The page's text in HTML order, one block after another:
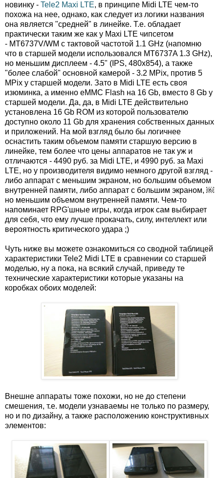
новинку - Tele2 Maxi LTE, в принципе Midi LTE чем-то
похожа на нее, однако, как следует из логики названия
она является "средней" в линейке. Т.е. обладает
практически таким же как у Maxi LTE чипсетом
- MT6737V/WM с тактовой частотой 1.1 GHz (напомню
что в старшей модели использовался MT6737A 1.3 GHz),
но меньшим дисплеем - 4.5" (IPS, 480x854), а также
"более слабой" основной камерой - 3.2 MPix, против 5
MPix у старшей модели. Зато в Midi LTE есть своя
изюминка, а именно eMMC Flash на 16 Gb, вместо 8 Gb у
старшей модели. Да, да, в Midi LTE действительно
установлена 16 Gb ROM из которой пользователю
доступно около 11 Gb для хранения собственных данных
и приложений. На мой взгляд было бы логичнее
оснастить таким объемом памяти старшую версию в
линейке, тем более что цены аппаратов не так уж и
отличаются - 4490 руб. за Midi LTE, и 4990 руб. за Maxi
LTE, но у производителя видимо немного другой взгляд -
либо аппарат с меньшим экраном, но большим объемом
внутренней памяти, либо аппарат с большим экраном, ￼
но меньшим объемом внутренней памяти. Чем-то
напоминает RPG'шные игры, когда игрок сам выбирает
для себя, что ему лучше прокачать, силу, интеллект или
вероятность критического удара ;)
Чуть ниже вы можете ознакомиться со сводной таблицей
характеристики Tele2 Midi LTE в сравнении со старшей
моделью, ну а пока, на всякий случай, приведу те
технические характеристики которые указаны на
коробках обоих моделей:
Внешне аппараты тоже похожи, но не до степени
смешения, т.е. модели узнаваемы не только по размеру,
но и по дизайну, а также расположению конструктивных
элементов: